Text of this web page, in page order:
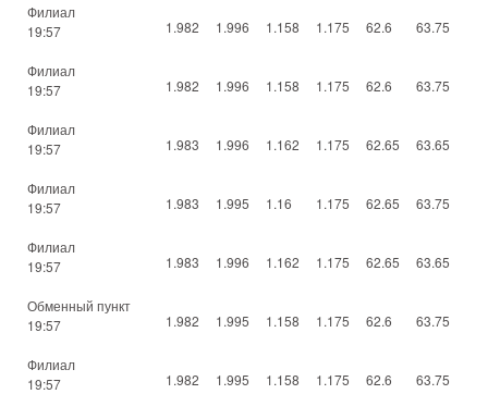
Филиал
19:57
1.982 1.996 1.158 1.175 62.6 63.75
Филиал
19:57
1.982 1.996 1.158 1.175 62.6 63.75
Филиал
19:57
1.983 1.996 1.162 1.175 62.65 63.65
Филиал
19:57
1.983 1.995 1.16 1.175 62.65 63.75
Филиал
19:57
1.983 1.996 1.162 1.175 62.65 63.65
Обменный пункт
19:57
1.982 1.995 1.158 1.175 62.6 63.75
Филиал
19:57
1.982 1.995 1.158 1.175 62.6 63.75